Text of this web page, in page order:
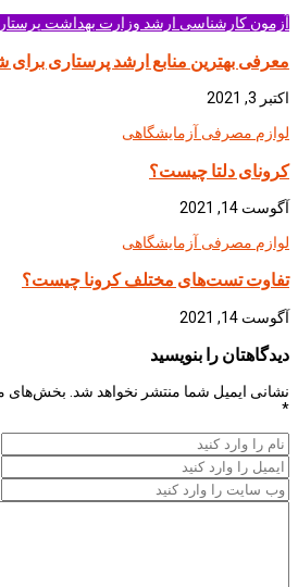
آزمون کارشناسی ارشد وزارت بهداشت
معرفی بهترین منابع ارشد پرستاری برای
اکتبر 3, 2021
لوازم مصرفی آزمایشگاهی
کرونای دلتا چیست؟
آگوست 14, 2021
لوازم مصرفی آزمایشگاهی
تفاوت تست‌های مختلف کرونا چیست؟
آگوست 14, 2021
دیدگاهتان را بنویسید
نشانی ایمیل شما منتشر نخواهد شد. بخش‌های
*